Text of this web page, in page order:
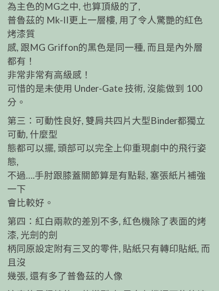
為主色的MG之中, 也算頂級的了,
普魯茲的 Mk-II更上一層樓, 用了令人驚艷的紅色
烤漆質
感, 跟MG Griffon的黑色是同一種, 而且是內外層
都有！
非常非常有高級感！
可惜的是未使用 Under-Gate 技術, 沒能做到 100
分。
第三：可動性良好, 雙肩共四片大型Binder都獨立
可動, 什麼型
態都可以擺, 頭部可以完全上仰重現劇中的飛行姿
態,
不過….手肘跟膝蓋關節算是有點鬆, 塞張紙片補強
一下
會比較好。
第四：紅白兩款的差別不多, 紅色機除了表面的烤
漆, 光劍的劍
柄同原設定附有三叉的零件, 貼紙只有轉印貼紙, 而
且沒
幾張, 還有多了普魯茲的人像